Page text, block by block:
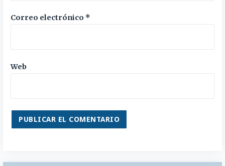
Correo electrónico *
Web